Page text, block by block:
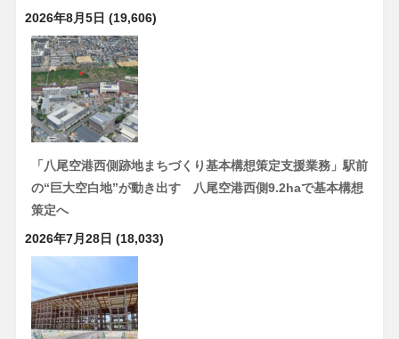
2026年8月5日 (19,606)
「八尾空港西側跡地まちづくり基本構想策定支援業務」駅前
の“巨大空白地”が動き出す 八尾空港西側9.2haで基本構想
策定へ
2026年7月28日 (18,033)